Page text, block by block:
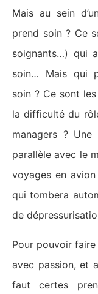
Mais au sein
prend soin ? Ce
soignants…) qui
soin… Mais qui
soin ? Ce sont
la difficulté du
managers ?
parallèle avec le
voyages en
qui tombera
de
Pour pouvoir
avec passion, et
faut certes